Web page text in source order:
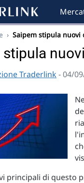
› Saipem stipula
stipula
Traderlink - 04/
principali di questo